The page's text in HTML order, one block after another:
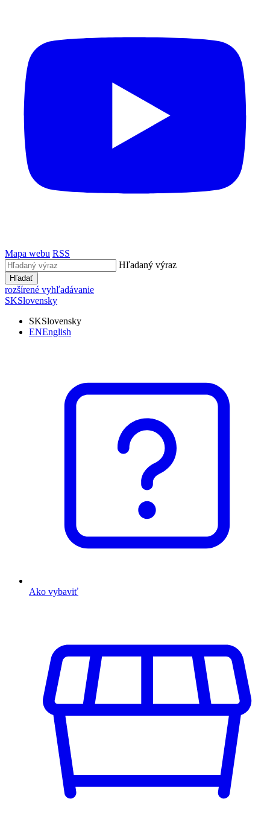
Mapa webu RSS
Hľadaný výraz
Hľadať
rozšírené vyhľadávanie
SKSlovensky
SKSlovensky
ENEnglish
Ako vybaviť